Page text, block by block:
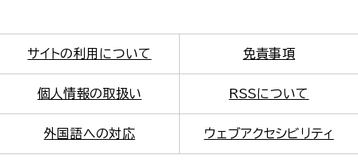
サイトの利用について 免責事項
個人情報の取扱い RSSについて
外国語への対応 ウェブアクセシビリティ